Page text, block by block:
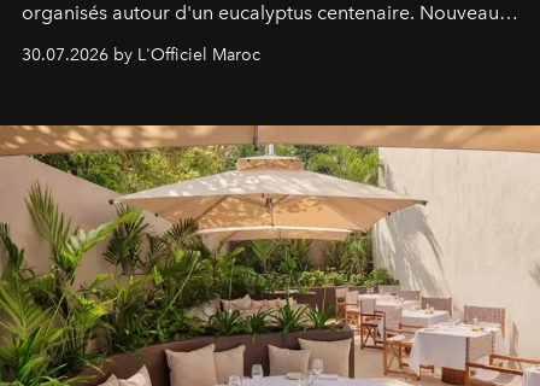
organisés autour d'un eucalyptus centenaire. Nouveau
Lobby Bien-Être et Beauté, exclusivité mondiale en
neuro-cosmétique, parcours thermal et studio dédié au
entièreté, entre science des émotions et rituels
reposants.
30.07.2026 by L'Officiel Maroc